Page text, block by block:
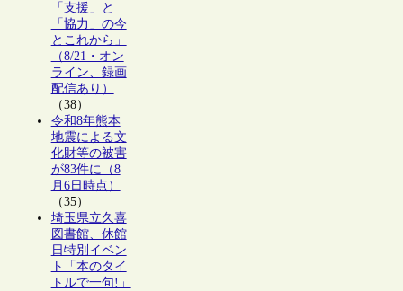
「支援」と
「協力」の今
とこれから」
（8/21・オン
ライン、録画
配信あり）
（38）
令和8年熊本
地震による文
化財等の被害
が83件に（8
月6日時点）
（35）
埼玉県立久喜
図書館、休館
日特別イベン
ト「本のタイ
トルで一句!」